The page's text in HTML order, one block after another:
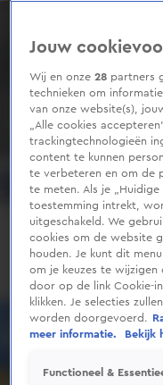
0
seconds
Jouw
Wij en onze28 partners
technieken om
van onze website(s),
„Alle cookies
trackingtechnologieën
content te kunnen
te verbeteren en om de
te meten. Als je
toestemming intrekt,
uitgeschakeld. We
cookies om de website
houden. Je kunt dit
om je keuzes te
door op de link Cookie-
klikken. Je selecties
worden doorgevoerd.
meer informatie.
Bekijk
Functioneel &